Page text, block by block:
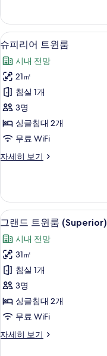
대
개
사
진
모
두
보
기
룸,
킹
사
이
즈
침
대
개
자
세
히
기
슈
피
리
어
트
윈
룸
진
두
보
기
3
슈피리어 트윈룸
시내 전망
21㎡
침실 1개
3명
싱글침대 2개
무료 WiFi
자세히 보기
슈
트
윈
룸
세
히
보
기
그
랜
드
트
윈
룸
(Superior)
사
진
3
그랜드 트윈룸 (Superior)
시내 전망
31㎡
침실 1개
3명
싱글침대 2개
무료 WiFi
자세히 보기
그